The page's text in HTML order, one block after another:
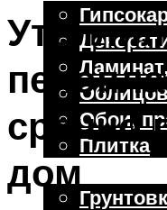
Обои,
Плитка
Отделочные
срочно
дом